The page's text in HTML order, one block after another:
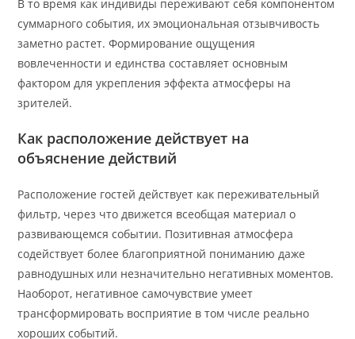
В то время как индивиды переживают себя компонентом
суммарного события, их эмоциональная отзывчивость
заметно растет. Формирование ощущения
вовлеченности и единства составляет основным
фактором для укрепления эффекта атмосферы на
зрителей.
Как расположение действует на
объяснение действий
Расположение гостей действует как переживательный
фильтр, через что движется всеобщая материал о
развивающемся событии. Позитивная атмосфера
содействует более благоприятной пониманию даже
равнодушных или незначительно негативных моментов.
Наоборот, негативное самочувствие умеет
трансформировать восприятие в том числе реально
хороших событий.